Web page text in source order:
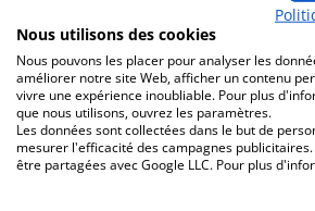
Fabricant:
Prix régulier :
223,64 €
Délai de livraison environ 2-3
Détails
Nous utilisons des cookies
Nous pouvons les placer pour analyser les
améliorer notre site Web, afficher un contenu
vivre une expérience inoubliable. Pour plus
que nous utilisons, ouvrez les paramètres.
Les données sont collectées dans le but de
mesurer l'efficacité des campagnes
être partagées avec Google LLC. Pour plus